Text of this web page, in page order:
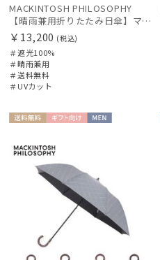
ポロ ラルフ ローレン
SWASH LONDON
スウォッシュロンドン
urawaza
マフラー・ストール・スカーフ
その他
MACKINTOSH PHILOSOPHY
【晴雨兼用折りたたみ日傘】マッキントッシュ フィロソフィー（MACKINTOSH PHILOSOPHY）コーギー 遮光100 UV100 遮熱
￥13,200 (税込)
＃遮光100%
＃晴雨兼用
＃送料無料
＃UVカット
料
向け